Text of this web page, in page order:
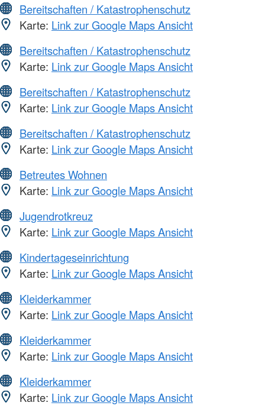
Bereitschaften / Katastrophenschutz
Karte: Link zur Google Maps Ansicht
Bereitschaften / Katastrophenschutz
Karte: Link zur Google Maps Ansicht
Bereitschaften / Katastrophenschutz
Karte: Link zur Google Maps Ansicht
Bereitschaften / Katastrophenschutz
Karte: Link zur Google Maps Ansicht
Betreutes Wohnen
Karte: Link zur Google Maps Ansicht
Jugendrotkreuz
Karte: Link zur Google Maps Ansicht
Kindertageseinrichtung
Karte: Link zur Google Maps Ansicht
Kleiderkammer
Karte: Link zur Google Maps Ansicht
Kleiderkammer
Karte: Link zur Google Maps Ansicht
Kleiderkammer
Karte: Link zur Google Maps Ansicht